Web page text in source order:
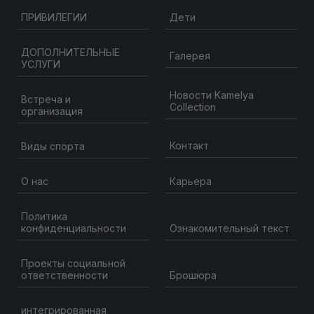
ПРИВИЛЕГИИ
ДОПОЛНИТЕЛЬНЫЕ
УСЛУГИ
Встреча и
организация
Виды спорта
Дети
Галерея
Новости Kamelya
Collection
Контакт
О нас
Политика
конфиденциальности
Проекты социальной
ответственности
интегрированная
Карьера
Ознакомительный текст
Брошюра